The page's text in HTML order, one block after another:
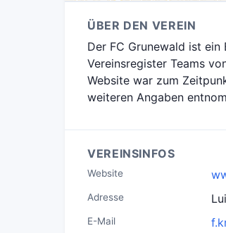
ÜBER DEN VEREIN
Der FC Grunewald ist
Vereinsregister Teams
Website war zum
weiteren Angaben
VEREINSINFOS
Website
Adresse
E-Mail